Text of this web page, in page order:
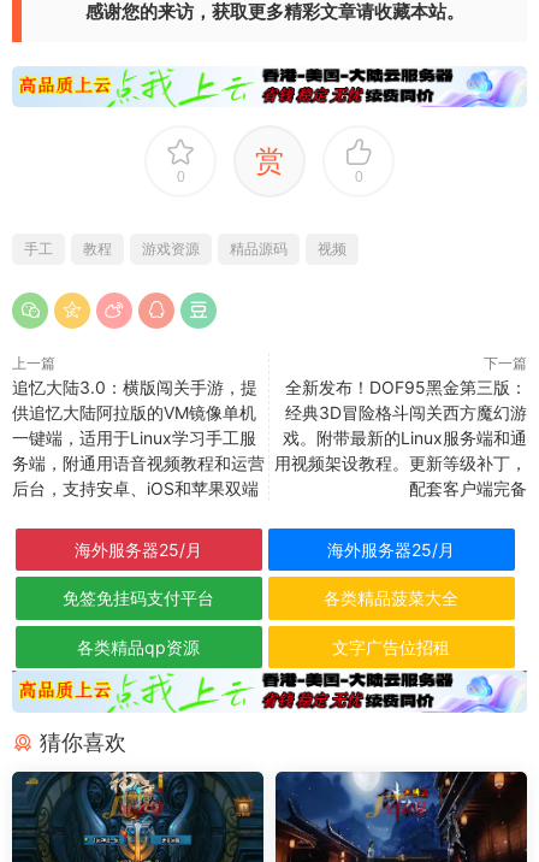
感谢您的来访，获取更多精彩文章请收藏本站。
0 赏 0
手工 教程 游戏资源 精品源码 视频
上一篇
追忆大陆3.0：横版闯关手游，提
供追忆大陆阿拉版的VM镜像单机
一键端，适用于Linux学习手工服
务端，附通用语音视频教程和运营
后台，支持安卓、iOS和苹果双端
下一篇
全新发布！DOF95黑金第三版：
经典3D冒险格斗闯关西方魔幻游
戏。附带最新的Linux服务端和通
用视频架设教程。更新等级补丁，
配套客户端完备
海外服务器25/月 海外服务器25/月
免签免挂码支付平台 各类精品菠菜大全
各类精品qp资源 文字广告位招租
猜你喜欢